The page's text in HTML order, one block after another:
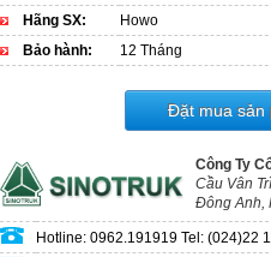
Hãng SX:
Howo
Bảo hành:
12 Tháng
Đặt mua sản
Công Ty
Cầu Vân
Đông Anh,
Hotline: 0962.191919 Tel: (024)22